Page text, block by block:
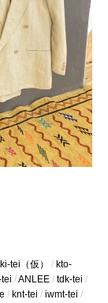
tei（仮）
kto-
ANLEE
tdk-tei
knt-tei
iwmt-tei